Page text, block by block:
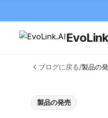
ブログに戻る/製品の
製品の発売